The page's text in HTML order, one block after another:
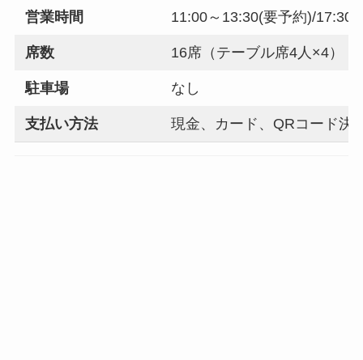
営業時間 11:00～13:30(要予約)/17:30
席数 16席（テーブル席4人×4）
駐車場 なし
支払い方法 現金、カード、QRコード決